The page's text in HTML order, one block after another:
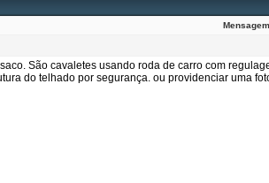
Mensagem
São cavaletes usando roda de carro com
do telhado por segurança. ou providenciar uma